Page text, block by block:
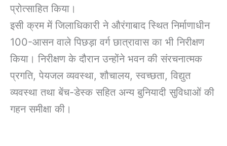
प्रोत्साहित किया।
इसी क्रम में जिलाधिकारी ने औरंगाबाद स्थित निर्माणाधीन
100-आसन वाले पिछड़ा वर्ग छात्रावास का भी निरीक्षण
किया। निरीक्षण के दौरान उन्होंने भवन की संरचनात्मक
प्रगति, पेयजल व्यवस्था, शौचालय, स्वच्छता, विद्युत
व्यवस्था तथा बेंच-डेस्क सहित अन्य बुनियादी सुविधाओं की
गहन समीक्षा की।